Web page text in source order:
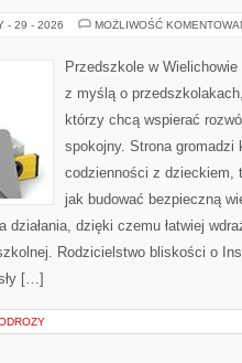
- 29 - 2026 MOŻLIWOŚĆ
Przedszkole w
z myślą o
którzy chcą wspierać
spokojny. Strona gromadzi
codzienności z dzieckiem,
jak budować bezpieczną
działania, dzięki czemu łatwiej
Rodzicielstwo bliskości o
[…]